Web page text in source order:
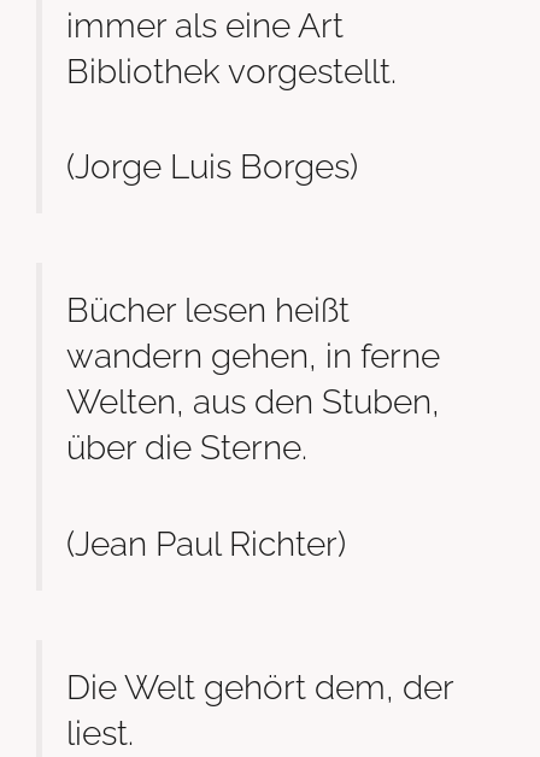
immer als eine Art
Bibliothek vorgestellt.
(Jorge Luis Borges)
Bücher lesen heißt
wandern gehen, in ferne
Welten, aus den Stuben,
über die Sterne.
(Jean Paul Richter)
Die Welt gehört dem, der
liest.